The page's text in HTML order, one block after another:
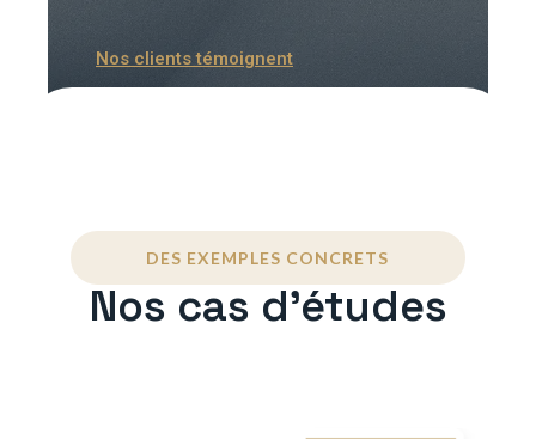
Nos clients témoignent
DES EXEMPLES CONCRETS
Nos cas d'études